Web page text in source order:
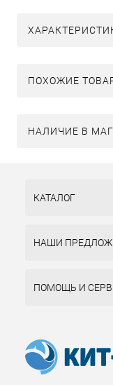
ПОХОЖИЕ
НАЛИЧИЕ В
КАТАЛОГ
НАШИ
ПОМОЩЬ И